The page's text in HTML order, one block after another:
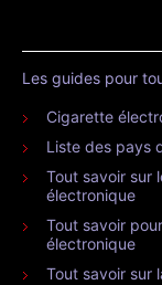
Les guides pour
Cigarette
Liste des pays
Tout savoir sur
électronique
Tout savoir
électronique
Tout savoir sur